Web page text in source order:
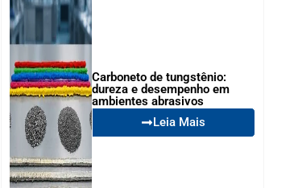
Carboneto de tungstênio:
dureza e desempenho em
ambientes abrasivos
Leia Mais